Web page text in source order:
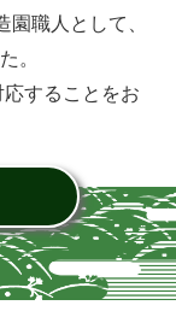
職人として、
。
することをお